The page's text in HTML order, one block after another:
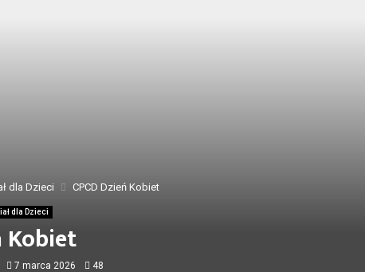
dla Dzieci CPCD Dzień Kobiet
dla Dzieci
Kobiet
7 marca 2026 48